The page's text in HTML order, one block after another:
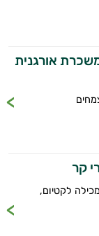
אורגנית
לקטיום,